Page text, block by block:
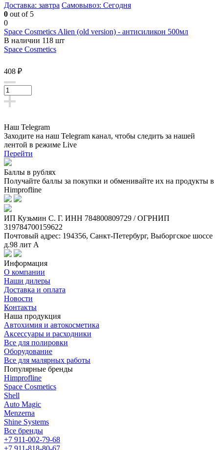
Доставка: завтра Самовывоз: Сегодня
0 out of 5
0
Space Cosmetics Alien (old version) - антисиликон 500мл
В наличии 118 шт
Space Cosmetics
408 ₽
Наш Telegram
Заходите на наш Telegram канал, чтобы следить за нашей
лентой в режиме Live
Перейти
Баллы в рублях
Получайте баллы за покупки и обменивайте их на продукты в
Himprofline
ИП Кузьмин C. Г. ИНН 784800809729 / ОГРНИП
319784700159622
Почтовый адрес: 194356, Санкт-Петербург, Выборгское шоссе
д.98 лит А
Информация
О компании
Наши дилеры
Доставка и оплата
Новости
Контакты
Наша продукция
Автохимия и автокосметика
Аксессуары и расходники
Все для полировки
Оборудование
Все для малярных работы
Популярные бренды
Himprofline
Space Cosmetics
Shell
Auto Magic
Menzerna
Shine Systems
Все бренды
+7 911-002-79-68
+7 911-818-80-67